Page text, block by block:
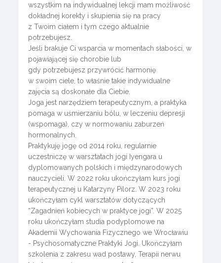
wszystkim na indywidualnej lekcji mam możliwość
dokładnej korekty i skupienia się na pracy
z Twoim ciałem i tym czego aktualnie
potrzebujesz.
Jeśli brakuje Ci wsparcia w momentach słabości, w
pojawiającej się chorobie lub
gdy potrzebujesz przywrócić harmonię
w swoim ciele, to właśnie takie indywidualne
zajęcia są doskonałe dla Ciebie.
Joga jest narzędziem terapeutycznym, a praktyka
pomaga w uśmierzaniu bólu, w leczeniu depresji
(wspomaga), czy w normowaniu zaburzeń
hormonalnych.
Praktykuję jogę od 2014 roku, regularnie
uczestniczę w warsztatach jogi Iyengara u
dyplomowanych polskich i międzynarodowych
nauczycieli. W 2022 roku ukończyłam kurs jogi
terapeutycznej u Katarzyny Pilorz. W 2023 roku
ukończyłam cykl warsztatów dotyczących
“Zagadnień kobiecych w praktyce jogi”. W 2025
roku ukończyłam studia podyplomowe na
Akademii Wychowania Fizycznego we Wrocławiu
- Psychosomatyczne Praktyki Jogi. Ukończyłam
szkolenia z zakresu wad postawy, Terapii nerwu